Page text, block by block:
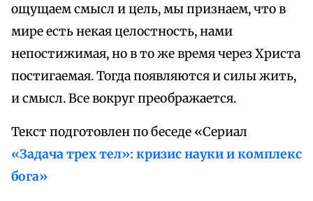
ощущаем смысл и цель, мы признаем, что в
мире есть некая целостность, нами
непостижимая, но в то же время через Христа
постигаемая. Тогда появляются и силы жить,
и смысл. Все вокруг преображается.
Текст подготовлен по беседе «Сериал
«Задача трех тел»: кризис науки и комплекс
бога»